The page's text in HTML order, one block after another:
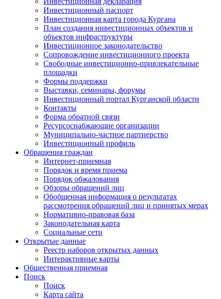
Инвестиционный паспорт
Инвестиционная карта города Кургана
План создания инвестиционных объектов и
объектов инфраструктуры
Инвестиционное законодательство
Сопровождение инвестиционного проекта
Свободные инвестиционно-привлекательные
площадки
Формы поддержки
Выставки, семинары, форумы
Инвестиционный портал Курганской области
Контакты
Форма обратной связи
Ресурсоснабжающие организации
Муниципально-частное партнерство
Инвестиционный профиль
Обращения граждан
Интернет-приемная
Порядок и время приема
Порядок обжалования
Обзоры обращений лиц
Обобщенная информация о результатах
рассмотрения обращений лиц и принятых мерах
Нормативно-правовая база
Законодательная карта
Социальные сети
Открытые данные
Реестр наборов открытых данных
Интерактивные карты
Общественная приемная
Поиск
Поиск
Карта сайта